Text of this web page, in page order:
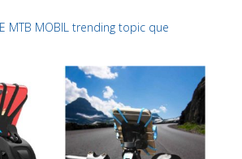
MTB MOBIL trending topic que